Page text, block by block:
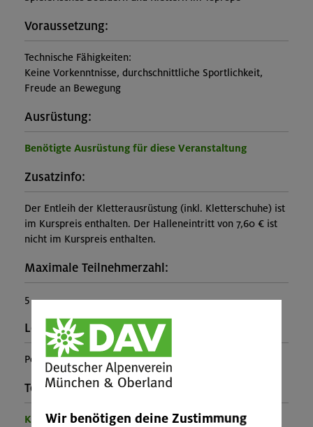
Voraussetzung:
Technische Fähigkeiten:
Keine Vorkenntnisse, durchschnittliche Sportlichkeit,
Freude an Bewegung
Ausrüstung:
Benötigte Ausrüstung für diese Veranstaltung
Zusatzinfo:
Der Entleih der Kletterausrüstung (inkl. Kletterschuhe) ist
im Kurspreis enthalten. Der Halleneintritt von 7,60 € ist
nicht im Kurspreis enthalten.
Maximale Teilnehmerzahl:
5
Leiter*in:
Peter Abele
Teilprogramm:
Kinder- und Jugendprogramm
Wir benötigen deine Zustimmung